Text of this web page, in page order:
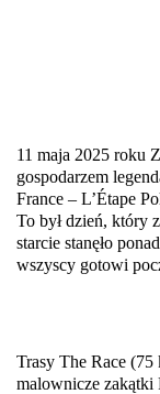
11 maja 2025 roku
gospodarzem
France – L’Étape
To był dzień, który
starcie stanęło
wszyscy gotowi
Trasy The Race
malownicze zakątki